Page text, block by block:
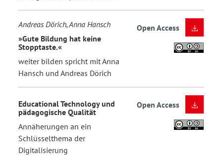
Andreas Dörich, Anna Hansch
»Gute Bildung hat keine
Stopptaste.«
weiter bilden spricht mit Anna
Hansch und Andreas Dörich
Open Access
Educational Technology und
pädagogische Qualität
Annäherungen an ein
Schlüsselthema der
Digitalisierung
Open Access